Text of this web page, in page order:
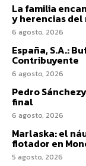
La familia
y herencias del
6 agosto, 2026
España, S.A.:
Contribuyente
6 agosto, 2026
Pedro
final
6 agosto, 2026
Marlaska: el
flotador en
5 agosto, 2026